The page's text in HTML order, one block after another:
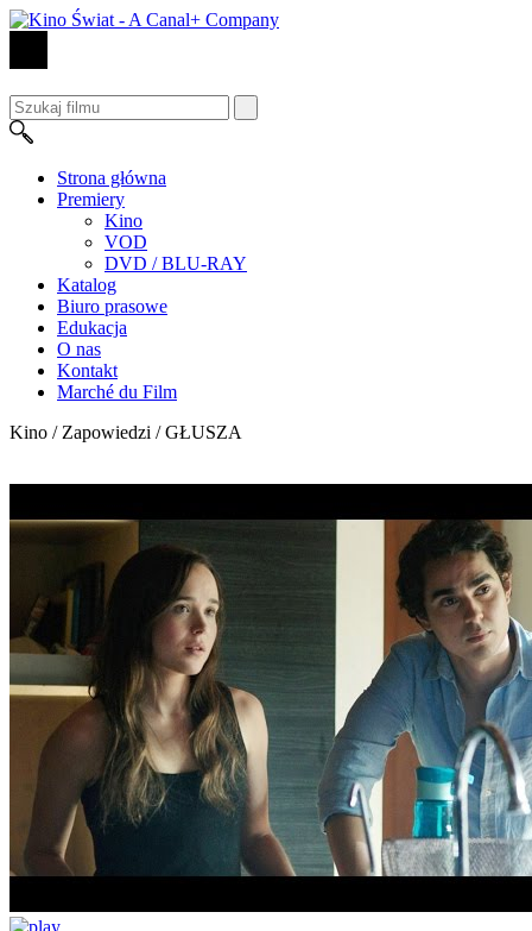
Strona główna
Premiery
Kino
VOD
DVD / BLU-RAY
Katalog
Biuro prasowe
Edukacja
O nas
Kontakt
Marché du Film
Kino / Zapowiedzi /GŁUSZA